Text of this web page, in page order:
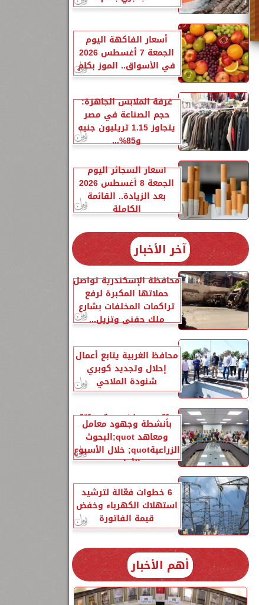
أسعار الفاكهة اليوم
الجمعة 7 أغسطس 2026
في الأسواق.. الموز بكام
غرفة الملابس الجاهزة:
حجم الصناعة في مصر
يتجاوز 1.15 تريليون جنيه
و85%...
أسعار السجائر اليوم
الجمعة 8 أغسطس 2026
بعد الزيادة.. القائمة
الكاملة
آخر الأخبار
محافظة الإسكندرية تواصل
حملاتها المكبرة لرفع
تراكمات المخلفات بشارع
ملك حفني وتزيل...
محافظ الغربية يتابع أعمال
إحلال وتجديد كوبري
شنودة الملاحي
الزراعةquot; تنشر تقريرًا
بأنشطة وجهود معامل
ومعاهد quot;البحوث
الزراعيةquot; خلال الأسبوع
الأول...
6 خطوات فعّالة لترشيد
استهلاك الكهرباء وخفض
قيمة الفاتورة
أهم الأخبار